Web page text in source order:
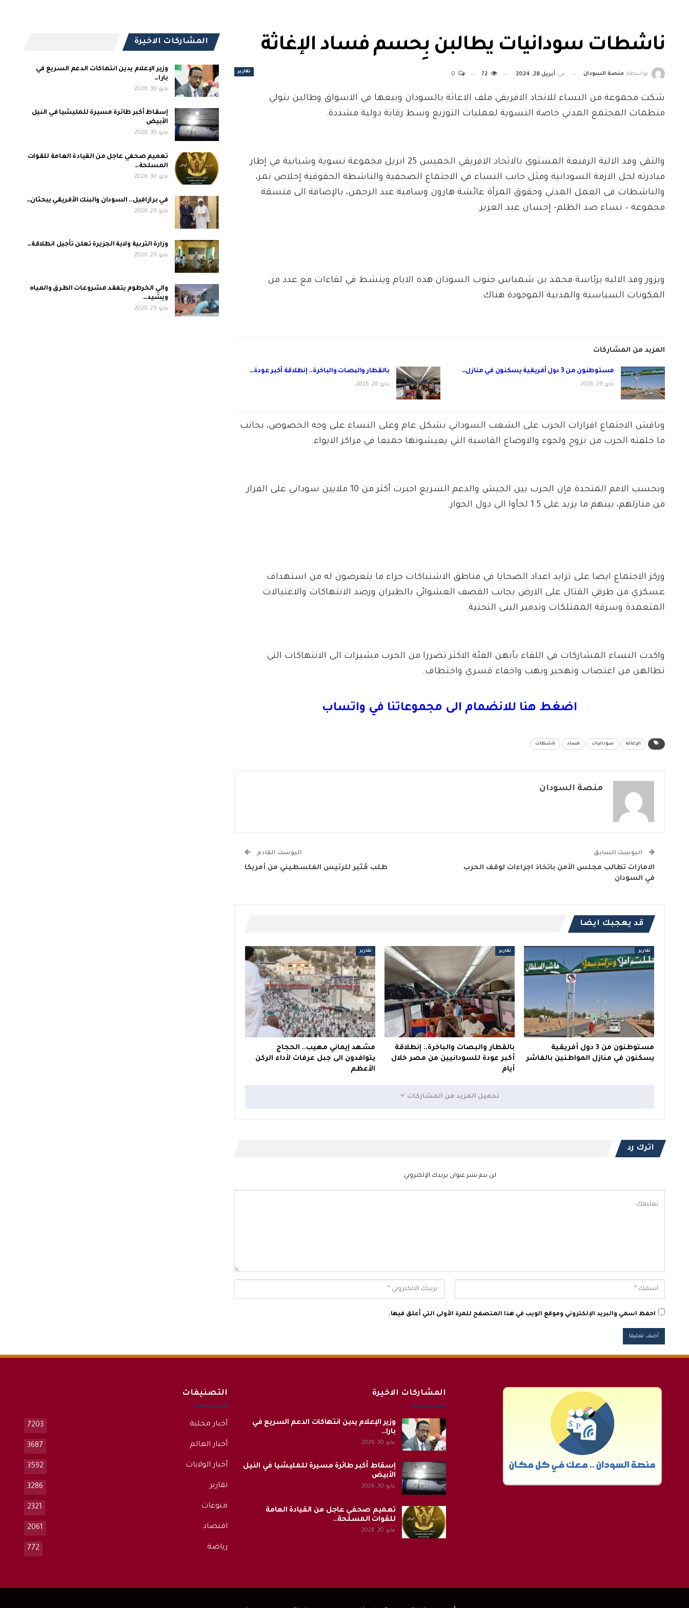
ناشطات سودانيات يطالبن بِحسم فساد الإغاثة
تقارير بواسطة منصة السودان في أبريل 28, 2024 72
شكت مجموعة من النساء للاتحاد الافريقي ملف الاغاثة بالسودان وبيعها في الاسواق وطالبن بتولي
منظمات المجتمع المدني خاصة النسوية لعمليات التوزيع وسط رقابة دولية مشددة.
والتقي وفد الالية الرفيعة المستوى بالاتحاد الافريقي الخميس 25 ابريل مجموعة نسوية وشبابية في إطار
مبادرته لحل الازمة السودانية ومثل جانب النساء في الاجتماع الصحفية والناشطة الحقوقية إخلاص نمر،
والناشطات فى العمل المدني وحقوق المرأة عائشة هارون وسامية عبد الرحمن، بالإضافة الى منسقة
مجموعة – نساء ضد الظلم- إحسان عبد العزيز.
ويزور وفد الالية برئاسة محمد بن شمباس جنوب السودان هذه الايام وينشط في لقاءات مع عدد من
المكونات السياسية والمدنية الموجودة هناك.
المزيد من المشاركات
مستوطنون من 3 دول أفريقية يسكنون في منازل…
مايو 29, 2026
بالقطار والبصات والباخرة.. إنطلاقة أكبر عودة…
مايو 28, 2026
وناقش الاجتماع افرازات الحرب على الشعب السوداني بشكل عام وعلى النساء على وجه الخصوص، بجانب
ما خلفته الحرب من نزوح ولجوء والاوضاع القاسية التي يعيشونها جميعا في مراكز الايواء.
وبحسب الامم المتحدة فإن الحرب بين الجيش والدعم السريع اجبرت أكثر من 10 ملايين سوداني على الفرار
من منازلهم، بينهم ما يزيد على 1.5 لجأوا الى دول الجوار.
وركز الاجتماع ايضا على تزايد اعداد الضحايا في مناطق الاشتباكات جراء ما يتعرضون له من استهداف
عسكري من طرفي القتال على الارض بجانب القصف العشوائي بالطيران ورصد الانتهاكات والاغتيالات
المتعمدة وسرقة الممتلكات وتدمير البنى التحتية.
واكدت النساء المشاركات في اللقاء بأنهن الفئة الاكثر تضررا من الحرب مشيرات الى الانتهاكات التي
تطالهن من اغتصاب وتهجير ونهب واخفاء قسري واختطاف.
اضغط هنا للانضمام الى مجموعاتنا في واتساب
الإغاثة سودانيات فساد ناشطات
منصة السودان
البوست السابق
الامارات تطالب مجلس الأمن باتخاذ اجراءات لوقف الحرب
في السودان
البوست القادم
طلب مُثير للرئيس الفلسطيني من أمريكا
قد يعجبك ايضا
تقارير
مستوطنون من 3 دول أفريقية
يسكنون في منازل المواطنين بالفاشر
تقارير
بالقطار والبصات والباخرة.. إنطلاقة
أكبر عودة للسودانيين من مصر خلال
أيام
تقارير
مشهد إيماني مهيب.. الحجاج
يتوافدون الى جبل عرفات لأداء الركن
الأعظم
تحميل المزيد من المشاركات
اترك رد
لن يتم نشر عنوان بريدك الإلكتروني.
احفظ اسمي والبريد الإلكتروني وموقع الويب في هذا المتصفح للمرة الأولى التي أعلق فيها.
المشاركات الاخيرة
وزير الإعلام يدين انتهاكات الدعم السريع في
بارا…
مايو 30, 2026
إسقاط أكبر طائرة مسيرة للمليشيا في النيل
الأبيض
مايو 30, 2026
تعميم صحفي عاجل من القيادة العامة للقوات
المسلحة…
مايو 30, 2026
في برازافيل.. السودان والبنك الأفريقي يبحثان…
مايو 29, 2026
وزارة التربية ولاية الجزيرة تعلن تأجيل انطلاقة…
مايو 29, 2026
والي الخرطوم يتفقد مشروعات الطرق والمياه
ويشيد…
مايو 29, 2026
المشاركات الاخيرة
وزير الإعلام يدين انتهاكات الدعم السريع في
بارا…
مايو 30, 2026
إسقاط أكبر طائرة مسيرة للمليشيا في النيل
الأبيض
مايو 30, 2026
تعميم صحفي عاجل من القيادة العامة
للقوات المسلحة…
مايو 30, 2026
التصنيفات
أخبار محلية 7203
أخبار العالم 3687
أخبار الولايات 3592
تقارير 3286
منوعات 2321
اقتصاد 2061
رياضة 772